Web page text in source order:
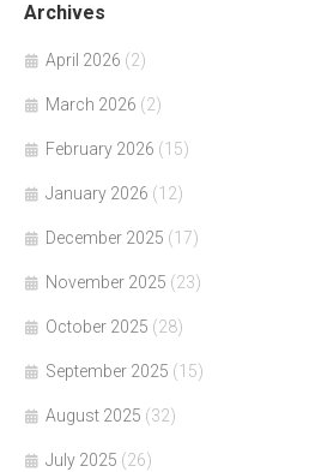
Archives
April 2026 (2)
March 2026 (2)
February 2026 (15)
January 2026 (12)
December 2025 (17)
November 2025 (23)
October 2025 (28)
September 2025 (15)
August 2025 (32)
July 2025 (26)